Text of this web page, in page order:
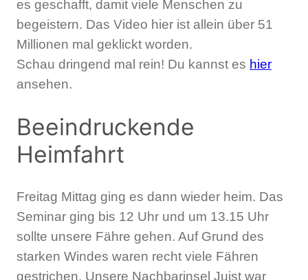
es geschafft, damit viele Menschen zu
begeistern. Das Video hier ist allein über 51
Millionen mal geklickt worden.
Schau dringend mal rein! Du kannst es hier
ansehen.
Beeindruckende
Heimfahrt
Freitag Mittag ging es dann wieder heim. Das
Seminar ging bis 12 Uhr und um 13.15 Uhr
sollte unsere Fähre gehen. Auf Grund des
starken Windes waren recht viele Fähren
gestrichen. Unsere Nachbarinsel Juist war